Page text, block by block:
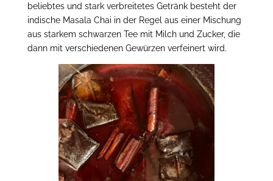
beliebtes und stark verbreitetes Getränk besteht der
indische Masala Chai in der Regel aus einer Mischung
aus starkem schwarzen Tee mit Milch und Zucker, die
dann mit verschiedenen Gewürzen verfeinert wird.